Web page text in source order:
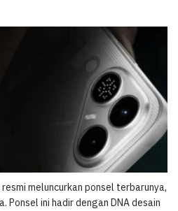
meluncurkan ponsel terbarunya,
Ponsel ini hadir dengan DNA desain